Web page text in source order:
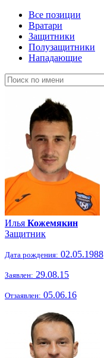
Все позиции
Вратари
Защитники
Полузащитники
Нападающие
Илья Кожемякин
Защитник
Дата рождения: 02.05.1988
Заявлен: 29.08.15
Отзаявлен: 05.06.16